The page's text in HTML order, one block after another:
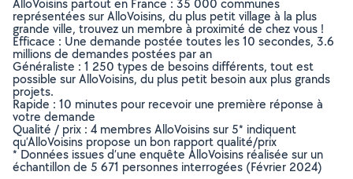
AlloVoisins partout en France : 35 000 communes
représentées sur AlloVoisins, du plus petit village à la plus
grande ville, trouvez un membre à proximité de chez vous !
Efficace : Une demande postée toutes les 10 secondes, 3.6
millions de demandes postées par an
Généraliste : 1 250 types de besoins différents, tout est
possible sur AlloVoisins, du plus petit besoin aux plus grands
projets.
Rapide : 10 minutes pour recevoir une première réponse à
votre demande
Qualité / prix : 4 membres AlloVoisins sur 5* indiquent
qu’AlloVoisins propose un bon rapport qualité/prix
* Données issues d’une enquête AlloVoisins réalisée sur un
échantillon de 5 671 personnes interrogées (Février 2024)